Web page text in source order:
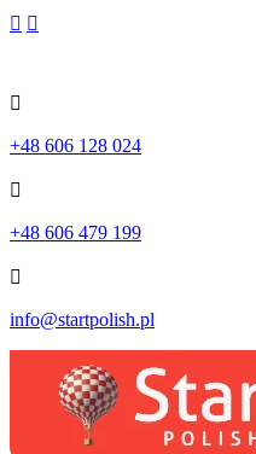
Skip
+48 606 128 024
+48 606 479 199
info@startpolish.pl